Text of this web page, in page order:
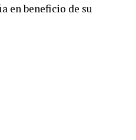
en beneficio de su